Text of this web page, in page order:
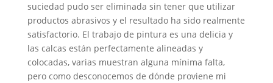
suciedad pudo ser eliminada sin tener que utilizar
productos abrasivos y el resultado ha sido realmente
satisfactorio. El trabajo de pintura es una delicia y
las calcas están perfectamente alineadas y
colocadas, varias muestran alguna mínima falta,
pero como desconocemos de dónde proviene mi